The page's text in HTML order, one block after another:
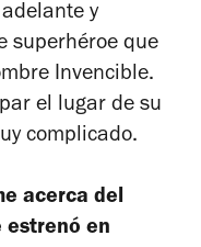
y
superhéroe que
Invencible.
el lugar de su
complicado.
acerca del
estrenó en